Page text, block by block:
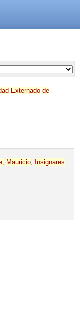
Externado de
, Mauricio; Insignares